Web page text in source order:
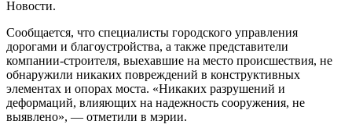
Новости.
Сообщается, что специалисты городского управления
дорогами и благоустройства, а также представители
компании-строителя, выехавшие на место происшествия, не
обнаружили никаких повреждений в конструктивных
элементах и опорах моста. «Никаких разрушений и
деформаций, влияющих на надежность сооружения, не
выявлено», — отметили в мэрии.